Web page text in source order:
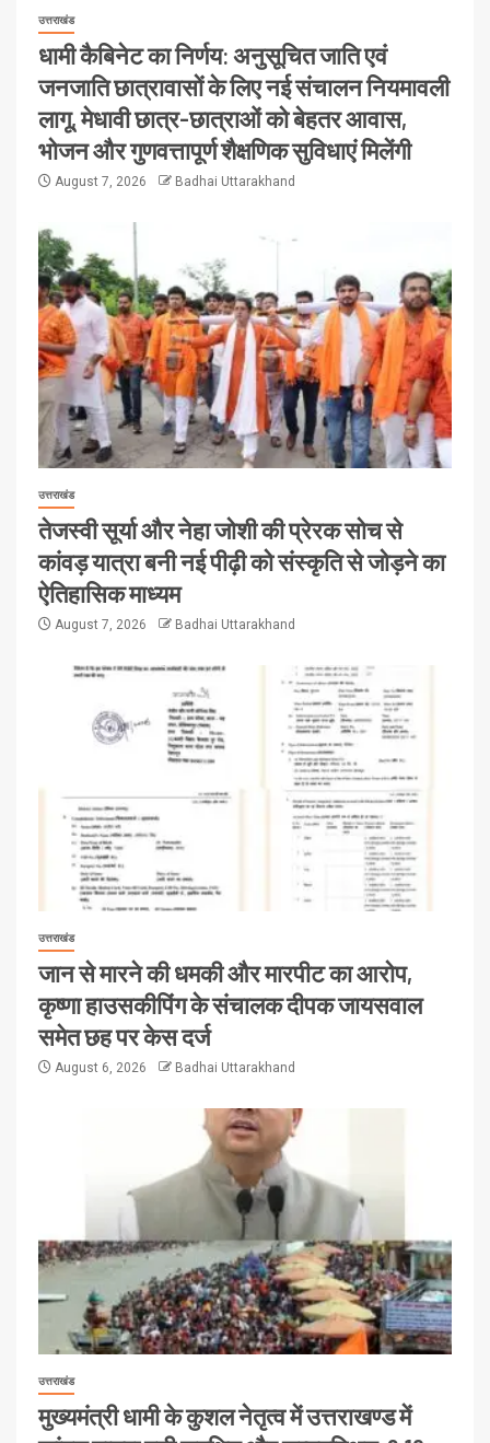
उत्तराखंड
धामी कैबिनेट का निर्णय: अनुसूचित जाति एवं
जनजाति छात्रावासों के लिए नई संचालन नियमावली
लागू, मेधावी छात्र-छात्राओं को बेहतर आवास,
भोजन और गुणवत्तापूर्ण शैक्षणिक सुविधाएं मिलेंगी
August 7, 2026 Badhai Uttarakhand
उत्तराखंड
तेजस्वी सूर्या और नेहा जोशी की प्रेरक सोच से
कांवड़ यात्रा बनी नई पीढ़ी को संस्कृति से जोड़ने का
ऐतिहासिक माध्यम
August 7, 2026 Badhai Uttarakhand
उत्तराखंड
जान से मारने की धमकी और मारपीट का आरोप,
कृष्णा हाउसकीपिंग के संचालक दीपक जायसवाल
समेत छह पर केस दर्ज
August 6, 2026 Badhai Uttarakhand
उत्तराखंड
मुख्यमंत्री धामी के कुशल नेतृत्व में उत्तराखण्ड में